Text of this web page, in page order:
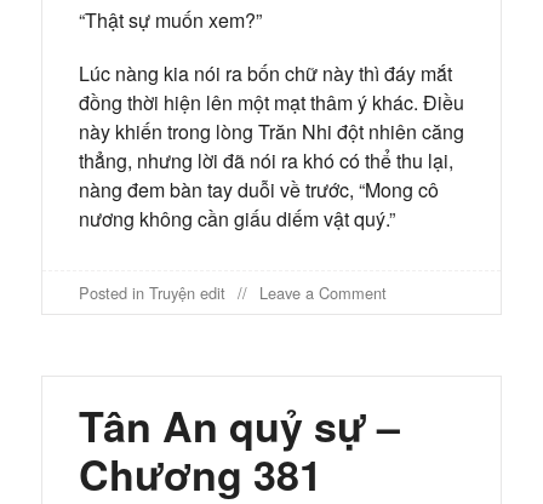
“Thật sự muốn xem?”
Lúc nàng kia nói ra bốn chữ này thì đáy mắt
đồng thời hiện lên một mạt thâm ý khác. Điều
này khiến trong lòng Trăn Nhi đột nhiên căng
thẳng, nhưng lời đã nói ra khó có thể thu lại,
nàng đem bàn tay duỗi về trước, “Mong cô
nương không cần giấu diếm vật quý.”
Posted in Truyện edit Leave a Commenton
Tân
sự
Chương
Tân An quỷ sự –
Chương 381